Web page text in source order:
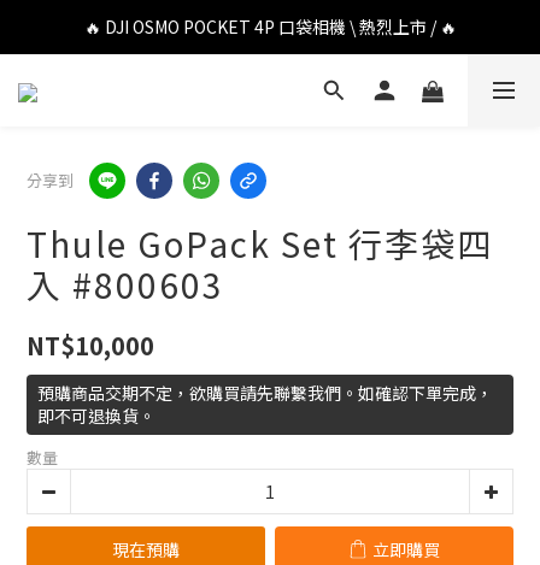
🔥 DJI OSMO POCKET 4P 口袋相機 \ 熱烈上市 / 🔥
🔥 DJI OSMO POCKET 4P 口袋相機 \ 熱烈上市 / 🔥
🔥 Insta360 Luna Ultra 雲台相機 \ 熱烈上市 / 🔥
🔥 DJI OSMO POCKET 4P 口袋相機 \ 熱烈上市 / 🔥
分享到
Thule GoPack Set 行李袋四
入 #800603
NT$10,000
預購商品交期不定，欲購買請先聯繫我們。如確認下單完成，
即不可退換貨。
數量
現在預購 立即購買